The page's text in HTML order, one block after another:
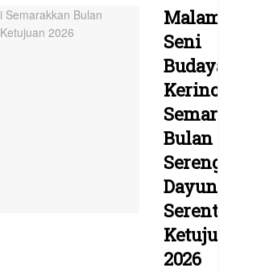
Malam
Seni
Budaya
Kerinci
Semarakkan
Bulan
Serengkuh
Dayung
Serentak
Ketujuan
2026